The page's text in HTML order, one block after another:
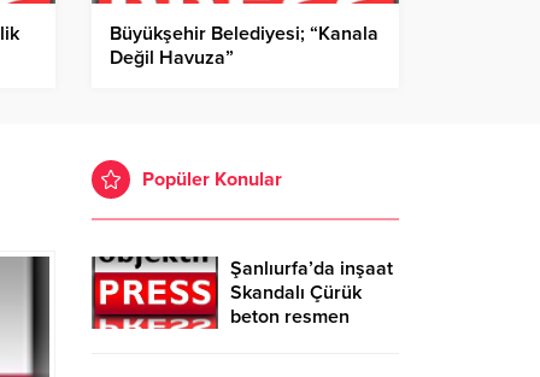
Büyükşehir Belediyesi; “Kanala
Değil Havuza”
Popüler Konular
Şanlıurfa’da inşaat
Skandalı Çürük
beton resmen